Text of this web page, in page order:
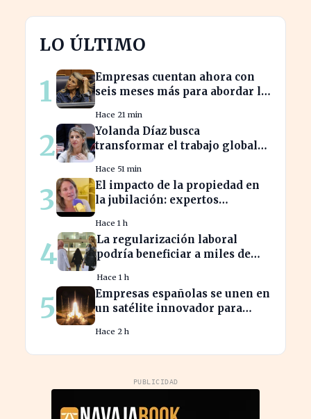
LO ÚLTIMO
1
Empresas cuentan ahora con
seis meses más para abordar la
restricciones de
confidencialidad
Hace 21 min
2
Yolanda Díaz busca
transformar el trabajo global
laborales
Hace 51 min
3
El impacto de la propiedad en
la jubilación: expertos
tras los 40
Hace 1 h
4
La regularización laboral
podría beneficiar a miles de
año.
Hace 1 h
5
Empresas españolas se unen en
un satélite innovador para
europeas
Hace 2 h
PUBLICIDAD